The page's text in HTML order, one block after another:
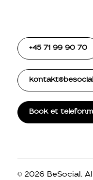
+45 71 99 90 70
Book et
© 2026 BeSocial.